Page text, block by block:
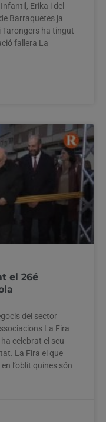
Erika i del
Barraquetes ja
Tarongers ha tingut
fallera La
el 26é
del sector
La Fira
celebrat el seu
La Fira el que
l’oblit quines són